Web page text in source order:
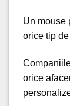
Un mouse
orice tip
orice